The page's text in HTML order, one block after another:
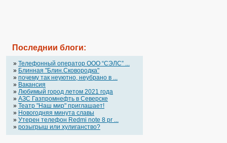
Последнии блоги:
» Телефонный оператор OOO “СЭЛС” ...
» Блинная "Блин.Сковородка"
» почему так неуютно, неубрано в ...
» Вакансия
» Любимый город летом 2021 года
» АЗС Газпромнефть в Северске
» Театр "Наш мир" приглашает!
» Новогодняя минута славы
» Утерен телефон Redmi note 8 pr ...
» розыгрыш или хулиганство?